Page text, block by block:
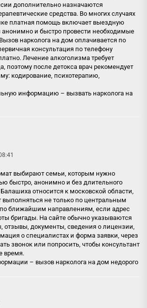
дополнительно назначаются
средства. Во многих случаях
платная помощь включает выездную
и быстро провести необходимые
нарколога на дом оплачивается по
консультация по телефону
Лечение алкоголизма требует
поэтому после детокса врач рекомендует
кодирование, психотерапию,
информацию – вызвать нарколога на
выбирают семьи, которым нужно
быстро, анонимно и без длительного
относится к московской области,
не только по центральным
ближайшим направлениям, если адрес
бригады. На сайте обычно указываются
отзывы, документы, сведения о лицензии,
о специалистах и форма заявки, через
звонок или попросить, чтобы консультант
время.
– вызов нарколога на дом недорого